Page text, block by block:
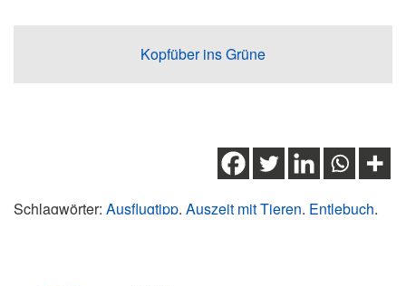
Kopfüber ins Grüne
Schlagwörter: Ausflugtipp, Auszeit mit Tieren, Entlebuch,